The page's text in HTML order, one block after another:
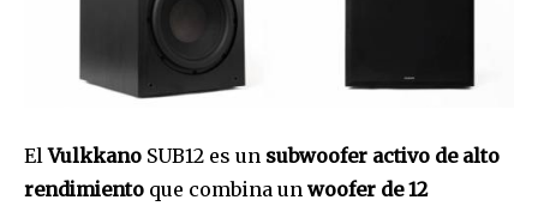
ElVulkkano SUB12 es un subwoofer activo de alto
rendimiento que combina un woofer de 12